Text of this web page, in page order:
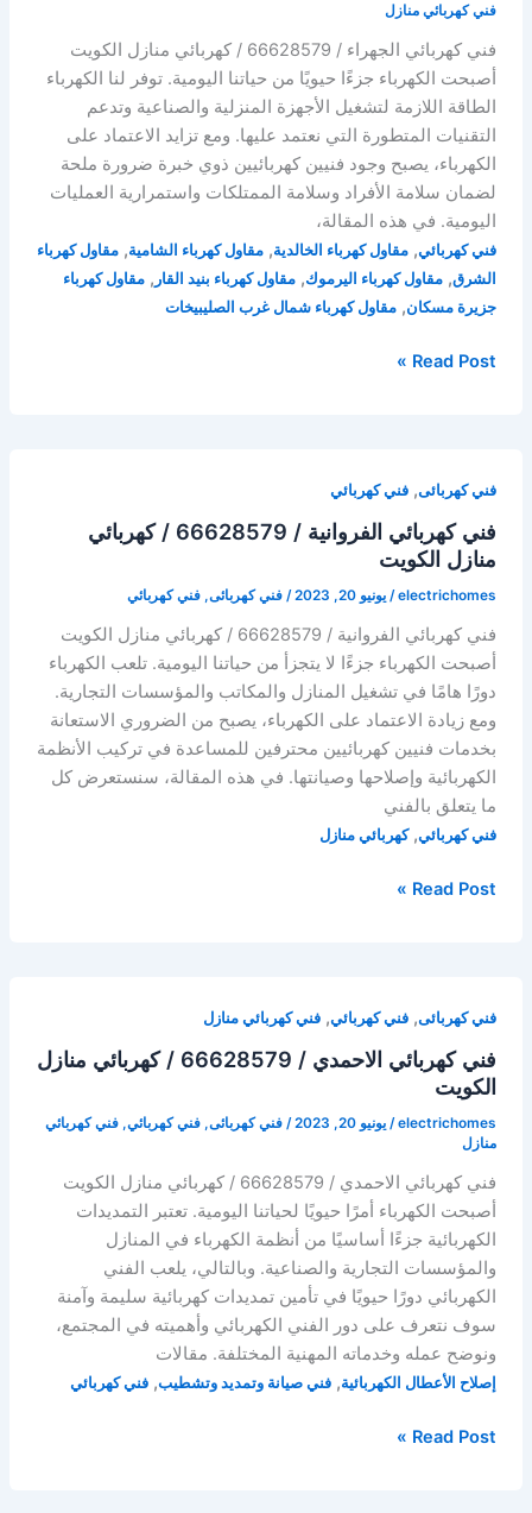
فني كهربائي منازل
فني كهربائي الجهراء / 66628579 / كهربائي منازل الكويت
أصبحت الكهرباء جزءًا حيويًا من حياتنا اليومية. توفر لنا الكهرباء
الطاقة اللازمة لتشغيل الأجهزة المنزلية والصناعية وتدعم
التقنيات المتطورة التي نعتمد عليها. ومع تزايد الاعتماد على
الكهرباء، يصبح وجود فنيين كهربائيين ذوي خبرة ضرورة ملحة
لضمان سلامة الأفراد وسلامة الممتلكات واستمرارية العمليات
اليومية. في هذه المقالة،
فني كهربائي, مقاول كهرباء الخالدية, مقاول كهرباء الشامية, مقاول كهرباء
الشرق, مقاول كهرباء اليرموك, مقاول كهرباء بنيد القار , مقاول كهرباء
جزيرة مسكان, مقاول كهرباء شمال غرب الصليبيخات
فني
/
كهربائي
منازل
الكويت
Read Post »
فني كهربائى, فني كهربائي
فني كهربائي الفروانية / 66628579 / كهربائي
منازل الكويت
electrichomes
/ يونيو 20, 2023 / فني كهربائى, فني كهربائي
فني كهربائي الفروانية / 66628579 / كهربائي منازل الكويت
أصبحت الكهرباء جزءًا لا يتجزأ من حياتنا اليومية. تلعب الكهرباء
دورًا هامًا في تشغيل المنازل والمكاتب والمؤسسات التجارية.
ومع زيادة الاعتماد على الكهرباء، يصبح من الضروري الاستعانة
بخدمات فنيين كهربائيين محترفين للمساعدة في تركيب الأنظمة
الكهربائية وإصلاحها وصيانتها. في هذه المقالة، سنستعرض كل
ما يتعلق بالفني
فني كهربائي,كهربائي منازل
Read Post »
فني كهربائى, فني كهربائي, فني كهربائي منازل
فني كهربائي الاحمدي / 66628579 / كهربائي منازل
الكويت
electrichomes
/ يونيو 20, 2023 / فني كهربائى, فني كهربائي, فني كهربائي
منازل
فني كهربائي الاحمدي / 66628579 / كهربائي منازل الكويت
أصبحت الكهرباء أمرًا حيويًا لحياتنا اليومية. تعتبر التمديدات
الكهربائية جزءًا أساسيًا من أنظمة الكهرباء في المنازل
والمؤسسات التجارية والصناعية. وبالتالي، يلعب الفني
الكهربائي دورًا حيويًا في تأمين تمديدات كهربائية سليمة وآمنة
سوف نتعرف على دور الفني الكهربائي وأهميته في المجتمع،
ونوضح عمله وخدماته المهنية المختلفة. مقالات
إصلاح الأعطال الكهربائية, فني صيانة وتمديد وتشطيب, فني كهربائي
Read Post »